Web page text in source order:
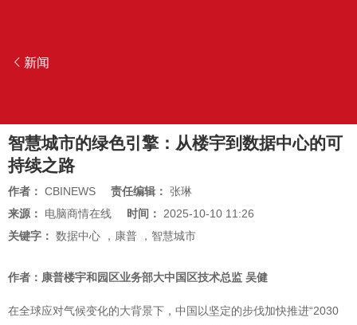
新闻
智慧城市的绿色引擎：从楼宇到数据中心的可
持续之路
作者： CBINEWS 责任编辑： 张琳
来源： 电脑商情在线 时间： 2025-10-10 11:26
关键字： 数据中心 ， 康普 ， 智慧城市
作者：康普楼宇和园区业务部大中国区技术总监 吴健
在全球应对气候变化的大背景下，中国以坚定的步伐加快推进“2030